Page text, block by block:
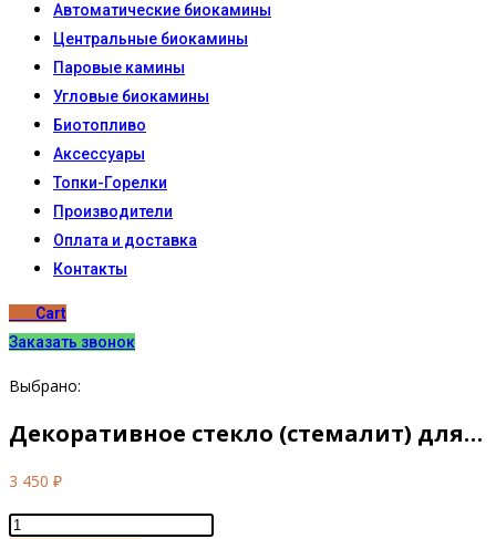
Автоматические биокамины
Центральные биокамины
Паровые камины
Угловые биокамины
Биотопливо
Аксессуары
Топки-Горелки
Производители
Оплата и доставка
Контакты
Cart
Заказать звонок
Выбрано:
Декоративное стекло (стемалит) для…
3 450 ₽
Количество